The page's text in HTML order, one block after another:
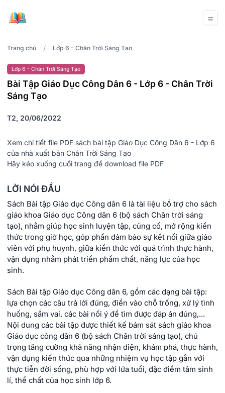
Trang chủ / Lớp 6 - Chân Trời Sáng Tạo
Lớp 6 - Chân Trời Sáng Tạo
Bài Tập Giáo Dục Công Dân 6 - Lớp 6 - Chân Trời
Sáng Tạo
T2, 20/06/2022
Xem chi tiết file PDF sách bài tập Giáo Dục Công Dân 6 - Lớp 6
của nhà xuất bản Chân Trời Sáng Tạo
Hãy kéo xuống cuối trang để download file PDF
LỜI NÓI ĐẦU
Sách Bài tập Giáo dục Công dân 6 là tài liệu bổ trợ cho sách
giáo khoa Giáo dục Công dân 6 (bộ sách Chân trời sáng
tạo), nhằm giúp học sinh luyện tập, củng cố, mở rộng kiến
thức trong giờ học, góp phần đảm bảo sự kết nối giữa giáo
viên với phụ huynh, giữa kiến thức với quá trình thực hành,
vận dụng nhằm phát triển phẩm chất, năng lực của học
sinh.
Sách Bài tập Giáo dục Công dân 6, gồm các dạng bài tập:
lựa chọn các câu trả lời đúng, điền vào chỗ trống, xử lý tình
huống, sắm vai, các bài nối ý để tìm được đáp án đúng,...
Nội dung các bài tập được thiết kế bám sát sách giáo khoa
Giáo dục công dân 6 (bộ sách Chân trời sáng tạo), chú
trọng tăng cường khả năng nhận diện, khám phá, thực hành,
vận dụng kiến thức qua những nhiệm vụ học tập gắn với
thực tiễn đời sống, phù hợp với lứa tuổi, đặc điểm tâm sinh
lí, thể chất của học sinh lớp 6.